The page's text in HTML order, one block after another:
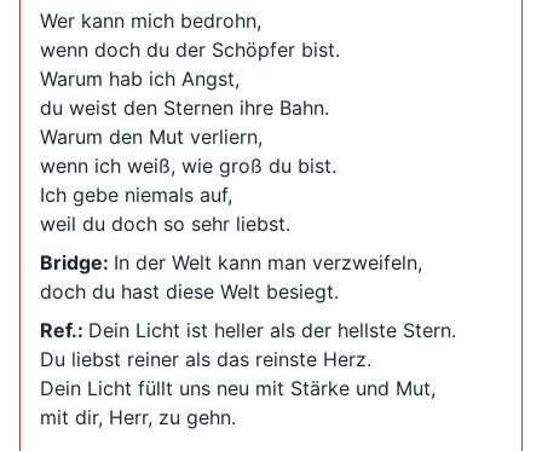
Wer kann mich bedrohn,
wenn doch du der Schöpfer bist.
Warum hab ich Angst,
du weist den Sternen ihre Bahn.
Warum den Mut verliern,
wenn ich weiß, wie groß du bist.
Ich gebe niemals auf,
weil du doch so sehr liebst.
Bridge: In der Welt kann man verzweifeln,
doch du hast diese Welt besiegt.
Ref.: Dein Licht ist heller als der hellste Stern.
Du liebst reiner als das reinste Herz.
Dein Licht füllt uns neu mit Stärke und Mut,
mit dir, Herr, zu gehn.